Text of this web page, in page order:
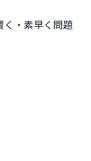
く・素早く問題